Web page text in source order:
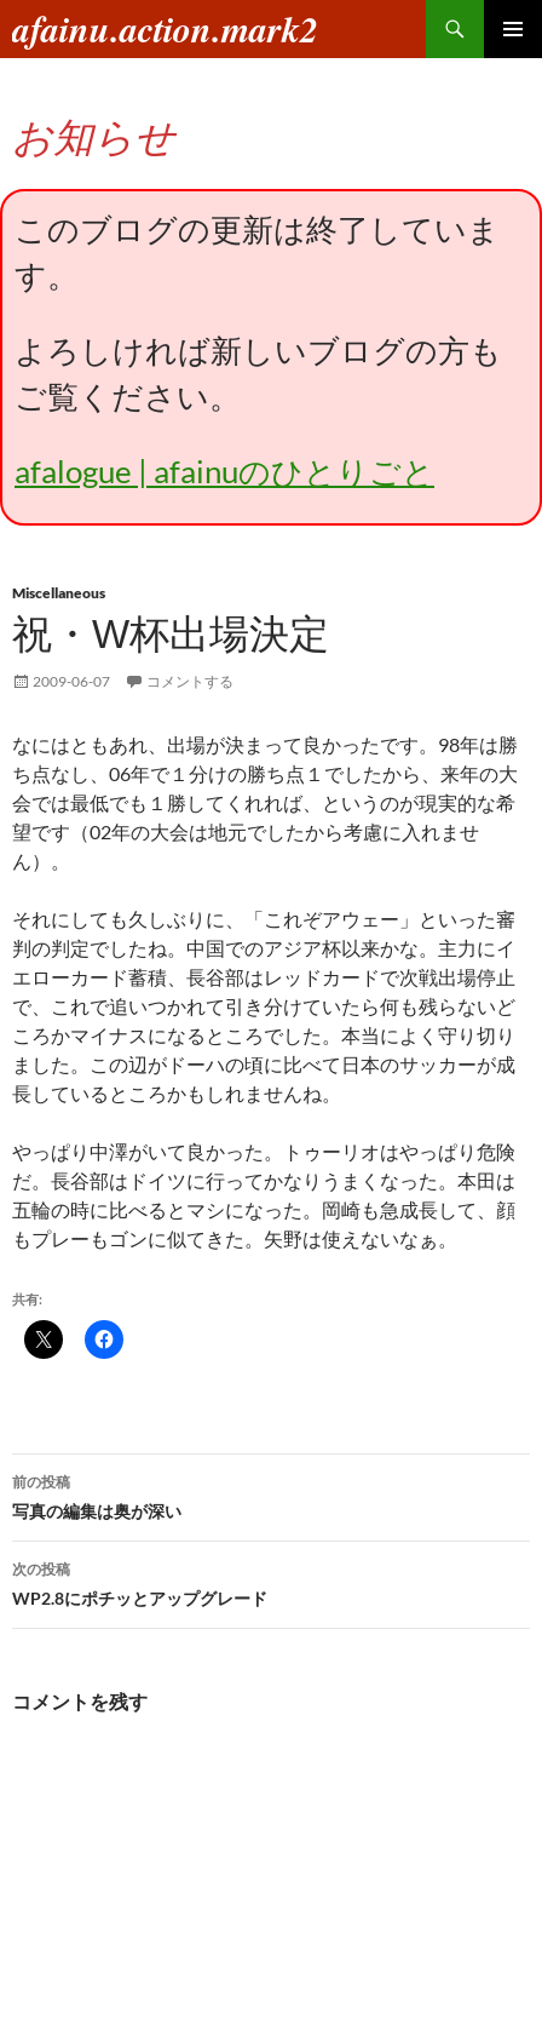
ン
へ
ス
キ
プ
afainu.action.mark2
索
お知らせ
このブログの更新は終了していま
す。
よろしければ新しいブログの方も
ご覧ください。
afalogue | afainuのひとりごと
Miscellaneous
祝・W杯出場決定
2009-06-07 コメントする
なにはともあれ、出場が決まって良かったです。98年は勝
ち点なし、06年で１分けの勝ち点１でしたから、来年の大
会では最低でも１勝してくれれば、というのが現実的な希
望です（02年の大会は地元でしたから考慮に入れませ
ん）。
それにしても久しぶりに、「これぞアウェー」といった審
判の判定でしたね。中国でのアジア杯以来かな。主力にイ
エローカード蓄積、長谷部はレッドカードで次戦出場停止
で、これで追いつかれて引き分けていたら何も残らないど
ころかマイナスになるところでした。本当によく守り切り
ました。この辺がドーハの頃に比べて日本のサッカーが成
長しているところかもしれませんね。
やっぱり中澤がいて良かった。トゥーリオはやっぱり危険
だ。長谷部はドイツに行ってかなりうまくなった。本田は
五輪の時に比べるとマシになった。岡崎も急成長して、顔
もプレーもゴンに似てきた。矢野は使えないなぁ。
共有:
投
稿
ナ
ビ
ゲ
前の投稿
写真の編集は奥が深い
次の投稿
WP2.8にポチッとアップグレード
コメントを残す